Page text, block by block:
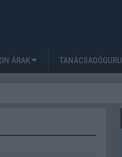
ÁRAK TANÁCSADÓGURU